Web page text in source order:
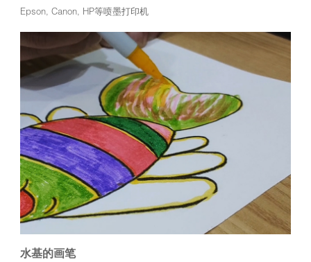
Epson, Canon, HP等喷墨打印机
水基的画笔